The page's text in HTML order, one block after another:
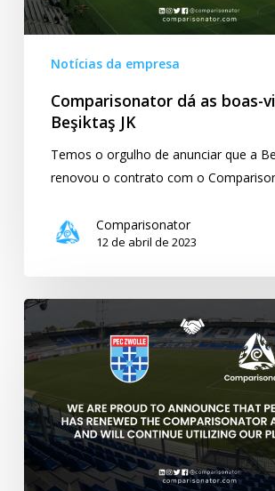
JK
Notícias da empresa
Comparisonator dá as boas-
Beşiktaş JK
Temos o orgulho de anunciar que a
renovou o contrato com o
Comparisonator
12 de abril de 2023
Comparisonator
dá
as
vindas
ao
PEC
Zwolle